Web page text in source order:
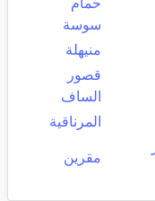
سوسة
منيهلة
قصور
الساف
المرناقية
مقرين